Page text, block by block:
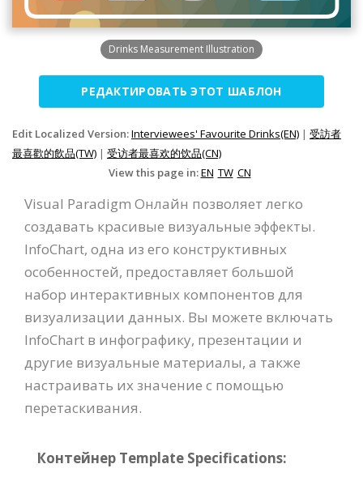
Drinks Measurement Illustration
РЕДАКТИРОВАТЬ ЭТОТ ШАБЛОН
Edit Localized Version:Interviewees' Favourite Drinks(EN) | 受訪者
最喜歡的飲品(TW) | 受访者最喜欢的饮品(CN)
View this page in:EN TW CN
Visual Paradigm Онлайн позволяет легко
создавать красивые визуальные эффекты.
InfoChart, одна из его конструктивных
особенностей, предоставляет большой
набор интерактивных компонентов для
визуализации данных. Вы можете включать
InfoChart в инфографику, презентации и
другие визуальные материалы, а также
настраивать их значение с помощью
перетаскивания.
Контейнер Template Specifications: